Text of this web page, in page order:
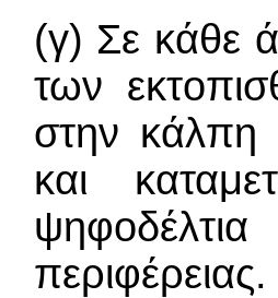
(γ) Σε κάθε
των
στην κάλπη
και
περιφέρειας.